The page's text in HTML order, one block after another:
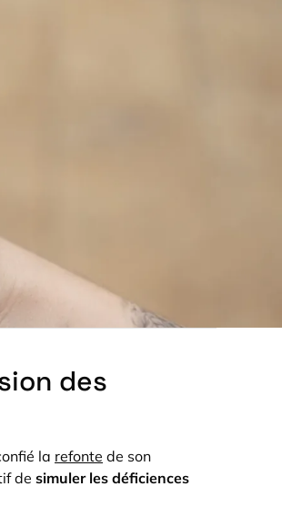
des
la refonte de son
de simuler les déficiences